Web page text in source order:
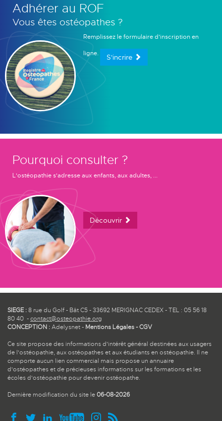
Adhérer au ROF
Vous êtes ostéopathes ?
Remplissez le formulaire d'inscription en
ligne. S'incrire
Pourquoi consulter ?
L'ostéopathie s'adresse aux enfants, aux adultes, ...
Découvrir
SIEGE :8 rue du Golf - Bât C5 - 33692 MERIGNAC CEDEX - TEL : 05 56 18
80 40 -contact@osteopathie.org
CONCEPTION :Adelysnet- Mentions Légales-CGV
Ce site propose des informations d'intérêt général destinées aux usagers
de l'ostéopathie, aux ostéopathes et aux étudiants en ostéopathie. Il ne
comporte aucun lien commercial mais propose un annuaire
d'ostéopathes et de précieuses informations sur les formations et les
écoles d'ostéopathie pour devenir ostéopathe.
Dernière modification du site le06-08-2026